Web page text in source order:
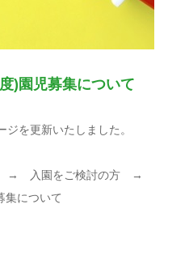
)園児募集について
を更新いたしました。
ジ → 入園をご検討の方 →
集について